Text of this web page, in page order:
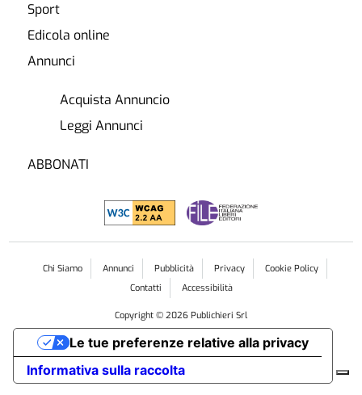
Sport
Edicola online
Annunci
Acquista Annuncio
Leggi Annunci
ABBONATI
Chi Siamo Annunci Pubblicità Privacy
Cookie Policy
Contatti
Accessibilità
Copyright © 2026 Publichieri Srl
Informativa sulla raccolta
Le tue preferenze relative alla privacy